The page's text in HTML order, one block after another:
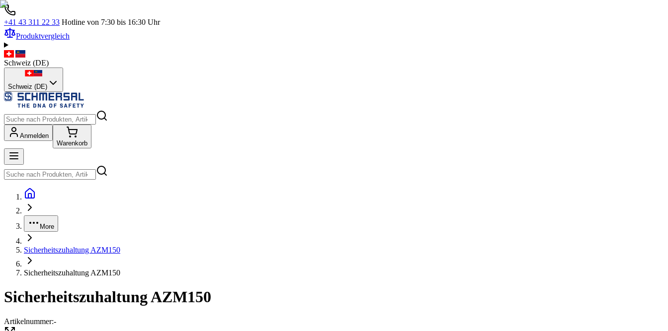
+41 43 311 22 33 Hotline von 7:30 bis 16:30 Uhr
Produktvergleich
Schweiz (DE)
Schweiz (DE)
Anmelden
Warenkorb
More
Sicherheitszuhaltung AZM150
Sicherheitszuhaltung AZM150
Sicherheitszuhaltung AZM150
Artikelnummer:-